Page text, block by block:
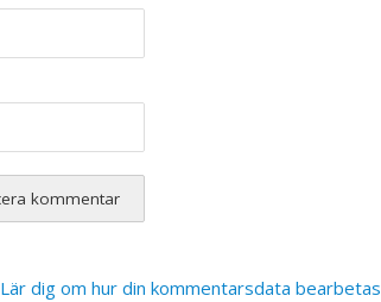
Lär dig om hur din kommentarsdata bearbetas